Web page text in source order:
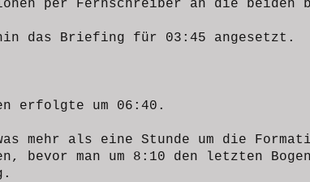
per Fernschreiber an die beiden
das Briefing für 03:45 angesetzt.
erfolgte um 06:40.
mehr als eine Stunde um die
bevor man um 8:10 den letzten